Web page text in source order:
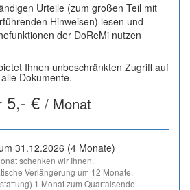
Urteile (zum großen Teil mit
Hinweisen) lesen und
der DoReMi nutzen
Ihnen unbeschränkten Zugriff auf
alle Dokumente.
5,- € / Monat
31.12.2026 (4 Monate)
schenken wir Ihnen.
Verlängerung um 12 Monate.
1 Monat zum Quartalsende.